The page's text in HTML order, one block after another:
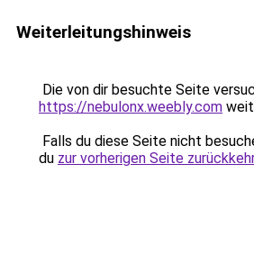
Weiterleitungshinweis
Die von dir besuchte Seite
https://nebulonx.weebly.com
Falls du diese Seite nicht
du zur vorherigen Seite